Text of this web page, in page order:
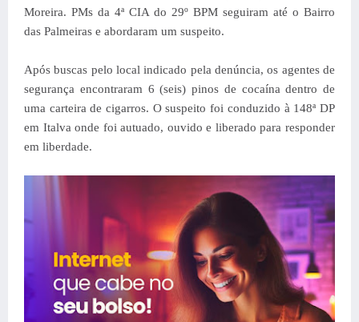
Moreira. PMs da 4ª CIA do 29º BPM seguiram até o Bairro
das Palmeiras e abordaram um suspeito.
Após buscas pelo local indicado pela denúncia, os agentes de
segurança encontraram 6 (seis) pinos de cocaína dentro de
uma carteira de cigarros. O suspeito foi conduzido à 148ª DP
em Italva onde foi autuado, ouvido e liberado para responder
em liberdade.